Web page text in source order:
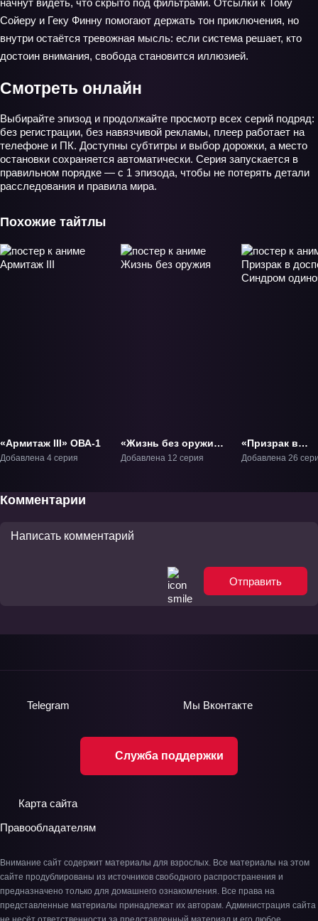
начнут видеть, что скрыто под фильтрами. Отсылки к Тому
Сойеру и Геку Финну помогают держать тон приключения, но
внутри остаётся тревожная мысль: если система решает, кто
достоин внимания, свобода становится иллюзией.
Смотреть онлайн
Выбирайте эпизод и продолжайте просмотр всех серий подряд:
без регистрации, без навязчивой рекламы, плеер работает на
телефоне и ПК. Доступны субтитры и выбор дорожки, а место
остановки сохраняется автоматически. Серия запускается в
правильном порядке — с 1 эпизода, чтобы не потерять детали
расследования и правила мира.
Похожие тайтлы
«Армитаж III» ОВА-1
Добавлена 4 серия
«Жизнь без оружия»
ТВ-1
Добавлена 12 серия
«Призрак в
доспехах:
Добавлена 26
Комментарии
Отправить
Служба поддержки
Telegram Мы Вконтакте
Карта сайта
Правообладателям
Внимание сайт содержит материалы для взрослых. Все материалы на этом
сайте продублированы из источников свободного распространения и
предназначено только для домашнего ознакомления. Все права на
представленные материалы принадлежат их авторам. Администрация сайта